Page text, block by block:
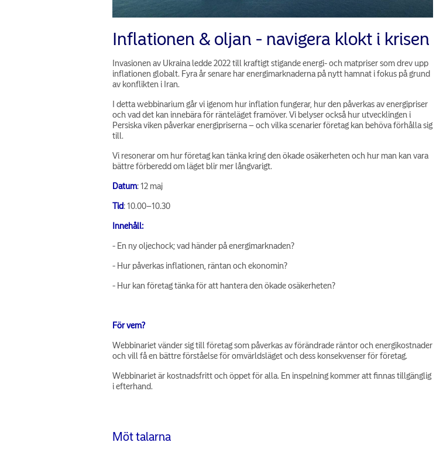
Inflationen & oljan - navigera klokt i krisen
Invasionen av Ukraina ledde 2022 till kraftigt stigande energi- och matpriser som drev upp
inflationen globalt. Fyra år senare har energimarknaderna på nytt hamnat i fokus på grund
av konflikten i Iran.
I detta webbinarium går vi igenom hur inflation fungerar, hur den påverkas av energipriser
och vad det kan innebära för ränteläget framöver. Vi belyser också hur utvecklingen i
Persiska viken påverkar energipriserna – och vilka scenarier företag kan behöva förhålla sig
till.
Vi resonerar om hur företag kan tänka kring den ökade osäkerheten och hur man kan vara
bättre förberedd om läget blir mer långvarigt.
Datum: 12 maj
Tid: 10.00–10.30
Innehåll:
- En ny oljechock; vad händer på energimarknaden?
- Hur påverkas inflationen, räntan och ekonomin?
- Hur kan företag tänka för att hantera den ökade osäkerheten?
För vem?
Webbinariet vänder sig till företag som påverkas av förändrade räntor och energikostnader
och vill få en bättre förståelse för omvärldsläget och dess konsekvenser för företag.
Webbinariet är kostnadsfritt och öppet för alla. En inspelning kommer att finnas tillgänglig
i efterhand.
Möt talarna